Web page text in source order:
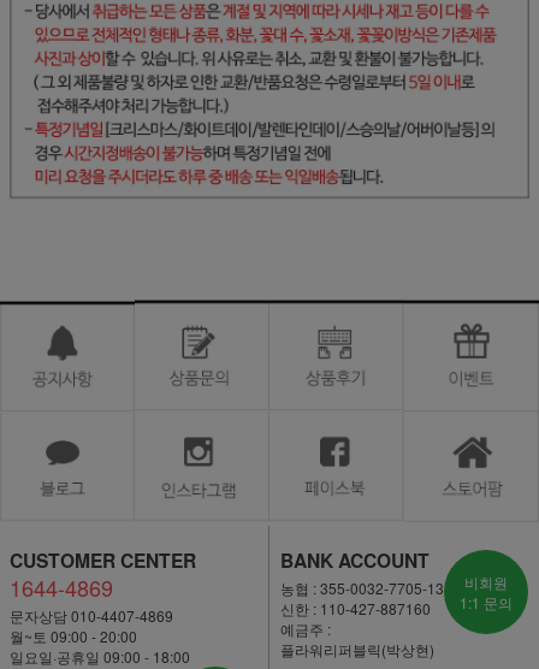
CUSTOMER CENTER
1644-4869
문자상담 010-4407-4869
월~토 09:00 - 20:00
일요일·공휴일 09:00 - 18:00
BANK ACCOUNT
농협 : 355-0032-7705-13
신한 : 110-427-887160
예금주 :
플라워리퍼블릭(박상현)
비회원
1:1 문의